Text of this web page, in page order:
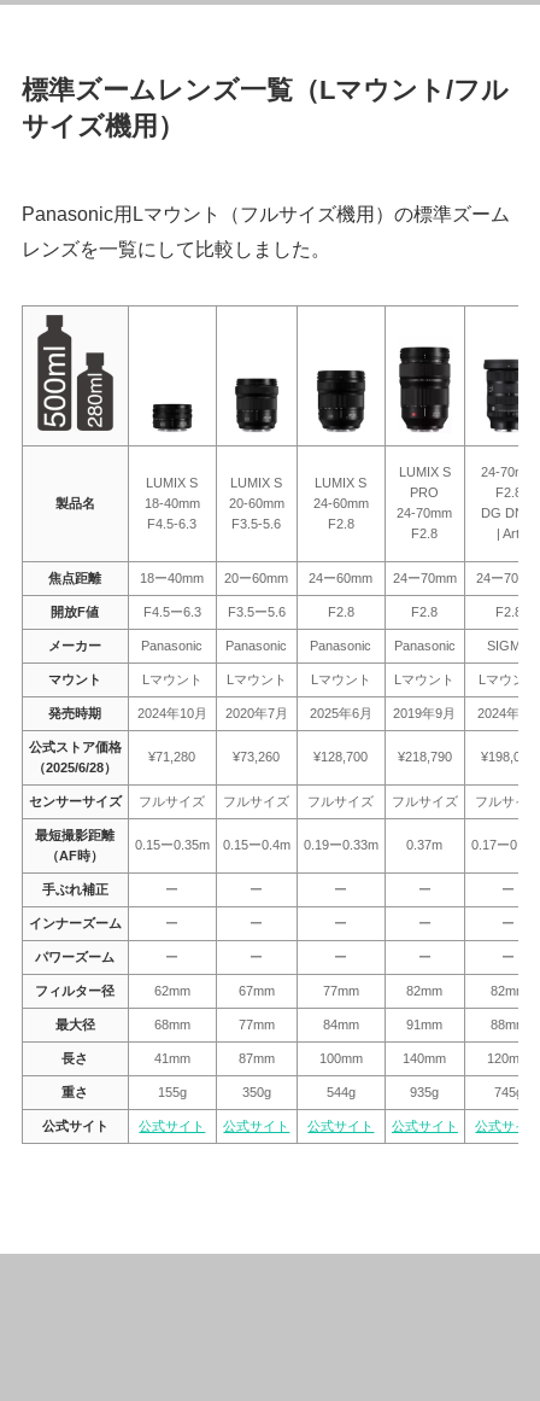
標準ズームレンズ一覧（Lマウント/フル
サイズ機用）
Panasonic用Lマウント（フルサイズ機用）の標準ズーム
レンズを一覧にして比較しました。
製品名
LUMIX S
18-40mm
F4.5-6.3
LUMIX S
20-60mm
F3.5-5.6
LUMIX S
24-60mm
F2.8
LUMIX S
PRO
24-70mm
F2.8
24-70mm
F2.8
DG DN II
| Art
焦点距離 18ー40mm 20ー60mm 24ー60mm 24ー70mm 24ー70mm
開放F値 F4.5ー6.3 F3.5ー5.6 F2.8 F2.8 F2.8
メーカー Panasonic Panasonic Panasonic Panasonic SIGMA
マウント Lマウント Lマウント Lマウント Lマウント Lマウント
発売時期 2024年10月 2020年7月 2025年6月 2019年9月 2024年5月
公式ストア価格
（2025/6/28）
¥71,280 ¥73,260 ¥128,700 ¥218,790 ¥198,000
センサーサイズ フルサイズ フルサイズ フルサイズ フルサイズ フルサイ
最短撮影距離
（AF時）
0.15ー0.35m 0.15ー0.4m 0.19ー0.33m 0.37m 0.17ー
手ぶれ補正 ー ー ー ー ー
インナーズーム ー ー ー ー ー
パワーズーム ー ー ー ー ー
フィルター径 62mm 67mm 77mm 82mm 82mm
最大径 68mm 77mm 84mm 91mm 88mm
長さ 41mm 87mm 100mm 140mm 120mm
重さ 155g 350g 544g 935g 745g
公式サイト 公式サイト 公式サイト 公式サイト 公式サイト 公式サイ